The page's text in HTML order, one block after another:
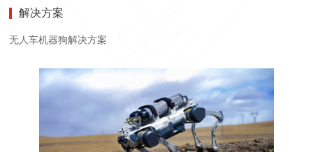
解决方案
无人车机器狗解决方案